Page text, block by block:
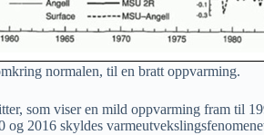
normalen, til en bratt oppvarming.
som viser en mild oppvarming fram
og 2016 skyldes